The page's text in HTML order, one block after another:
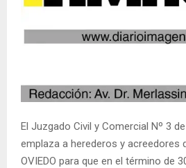
El Juzgado Civil y Comercial Nº 3
emplaza a herederos y acreedores
OVIEDO para que en el término de